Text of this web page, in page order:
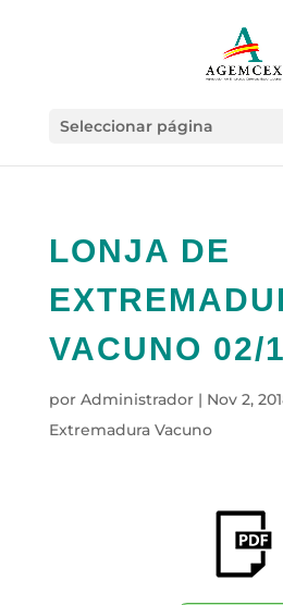
Seleccionar página
LONJA DE
VACUNO 02/
por Administrador| Nov 2,
Extremadura Vacuno